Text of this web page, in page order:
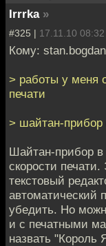
Irrrka »
#325 | 17.11.10 08:32
Кому:
> работы у меня
печати
> шайтан-
Шайтан-прибор
скорости
текстовый
автоматический
убедить. Но
и с печатными
назвать "Король